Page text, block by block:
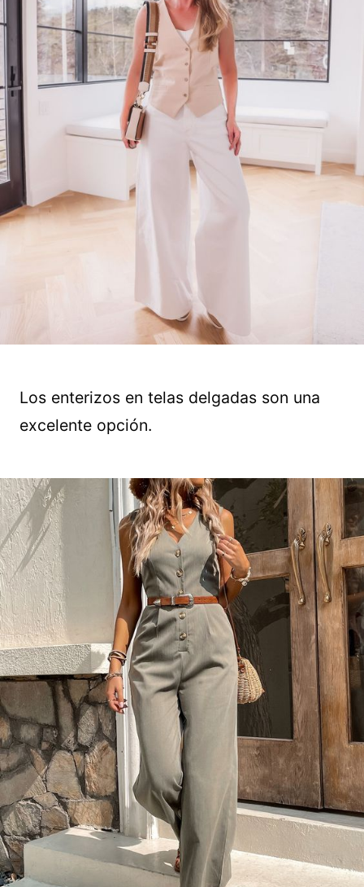
Los enterizos en telas delgadas son una
excelente opción.